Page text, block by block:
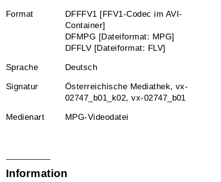
Format
DFFFV1 [FFV1-Codec im AVI-
Container]
DFMPG [Dateiformat: MPG]
DFFLV [Dateiformat: FLV]
Sprache Deutsch
Signatur
Österreichische Mediathek, vx-
02747_b01_k02, vx-02747_b01
Medienart MPG-Videodatei
Information